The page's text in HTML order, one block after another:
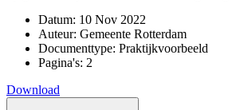
Datum: 10 Nov 2022
Auteur: Gemeente Rotterdam
Documenttype: Praktijkvoorbeeld
Pagina's: 2
Download